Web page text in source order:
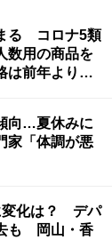
る コロナ5類
数用の商品を
前年より約
向…夏休みに
家「体調が悪
変化は？ デパ
も 岡山・香